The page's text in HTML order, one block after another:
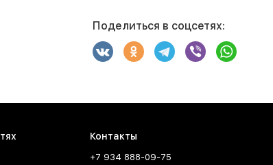
Поделиться в соцсетях:
Контакты
+7 934 888-09-75